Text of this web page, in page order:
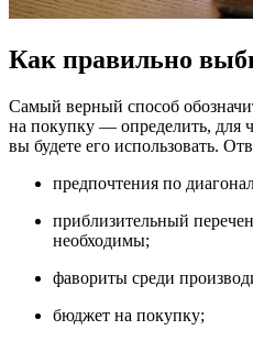
Как правильно
Самый верный способ
на покупку — определить, для
вы будете его использовать.
предпочтения по
приблизительный
необходимы;
фавориты среди
бюджет на покупку;